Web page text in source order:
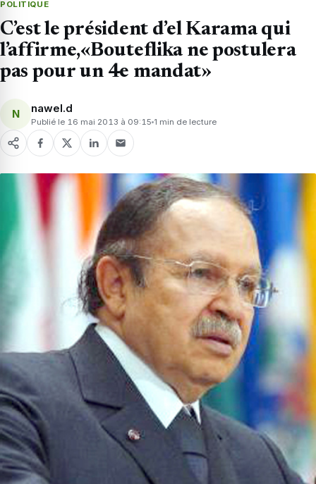
POLITIQUE
C’est le président d’el Karama qui
l’affirme,«Bouteflika ne postulera
pas pour un 4e mandat»
N nawel.d
Publié le 16 mai 2013 à 09:15 1 min de lecture